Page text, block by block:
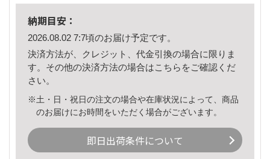
納期目安：
2026.08.02 7:7頃のお届け予定です。
決済方法が、クレジット、代金引換の場合に限りま
す。その他の決済方法の場合はこちら をご確認くだ
さい。
※土・日・祝日の注文の場合や在庫状況によって、商品
のお届けにお時間をいただく場合がございます。
即日出荷条件について